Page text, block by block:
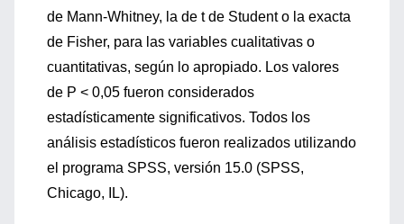
de Mann-Whitney, la de t de Student o la exacta
de Fisher, para las variables cualitativas o
cuantitativas, según lo apropiado. Los valores
de P < 0,05 fueron considerados
estadísticamente significativos. Todos los
análisis estadísticos fueron realizados utilizando
el programa SPSS, versión 15.0 (SPSS,
Chicago, IL).